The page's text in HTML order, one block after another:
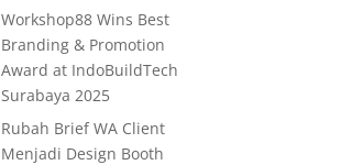
Workshop88 Wins Best
Branding & Promotion
Award at IndoBuildTech
Surabaya 2025
Rubah Brief WA Client
Menjadi Design Booth